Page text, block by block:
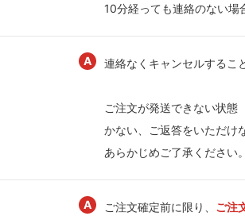
10分経っても連絡のない場
連絡なくキャンセルするこ
ご注文が発送できない状態
かない、ご返答をいただけ
あらかじめご了承ください。
ご注文確定前に限り、 ご注